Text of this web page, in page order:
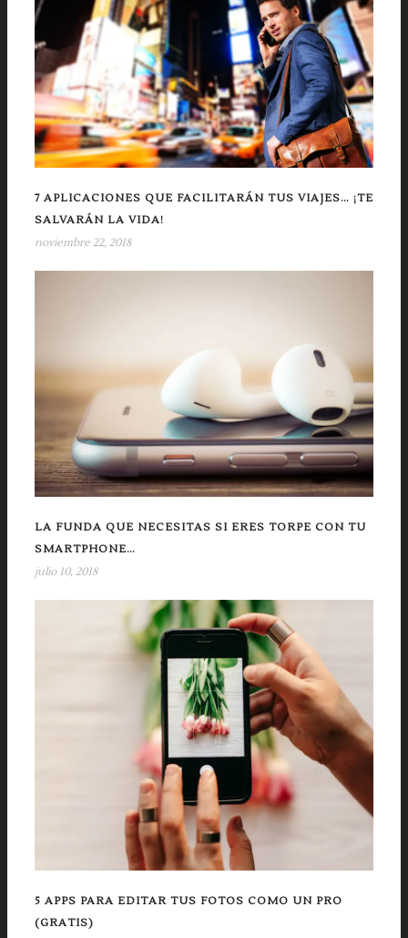
7 APLICACIONES QUE FACILITARÁN TUS VIAJES… ¡TE
SALVARÁN LA VIDA!
noviembre 22, 2018
LA FUNDA QUE NECESITAS SI ERES TORPE CON TU
SMARTPHONE…
julio 10, 2018
5 APPS PARA EDITAR TUS FOTOS COMO UN PRO
(GRATIS)